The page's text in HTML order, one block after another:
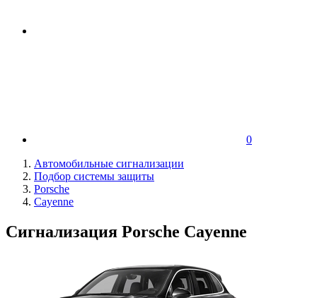
0
Автомобильные сигнализации
Подбор системы защиты
Porsche
Cayenne
Сигнализация Porsche Cayenne